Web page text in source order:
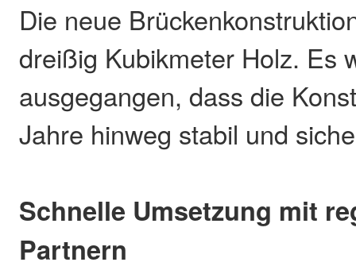
Die neue
dreißig Kubikmeter Holz. Es
ausgegangen, dass die
Jahre hinweg stabil und
Schnelle Umsetzung mit
Partnern